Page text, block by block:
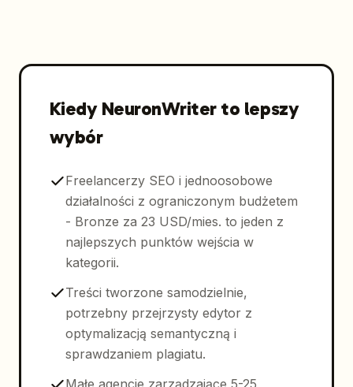
Kiedy NeuronWriter to lepszy
wybór
Freelancerzy SEO i jednoosobowe
działalności z ograniczonym budżetem
- Bronze za 23 USD/mies. to jeden z
najlepszych punktów wejścia w
kategorii.
Treści tworzone samodzielnie,
potrzebny przejrzysty edytor z
optymalizacją semantyczną i
sprawdzaniem plagiatu.
Małe agencje zarządzające 5-25